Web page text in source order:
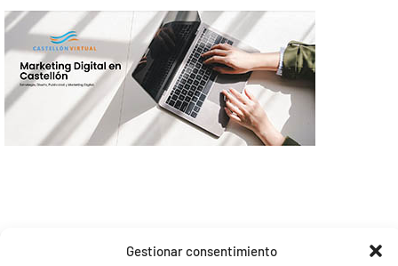
Gestionar consentimiento